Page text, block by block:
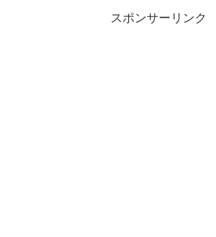
スポンサーリンク